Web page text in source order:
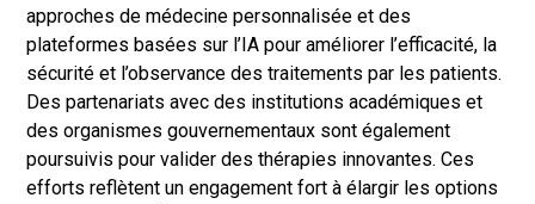
approches de médecine personnalisée et des
plateformes basées sur l’IA pour améliorer l’efficacité, la
sécurité et l’observance des traitements par les patients.
Des partenariats avec des institutions académiques et
des organismes gouvernementaux sont également
poursuivis pour valider des thérapies innovantes. Ces
efforts reflètent un engagement fort à élargir les options